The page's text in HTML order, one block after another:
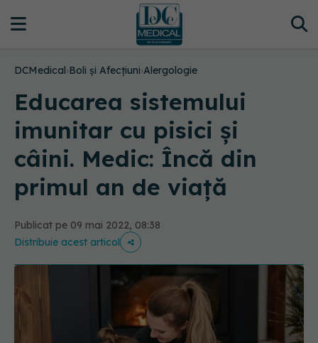
DCMedical›Boli și Afecțiuni›Alergologie
Educarea sistemului
imunitar cu pisici și
câini. Medic: Încă din
primul an de viață
Publicat pe 09 mai 2022, 08:38
Distribuie acest articol